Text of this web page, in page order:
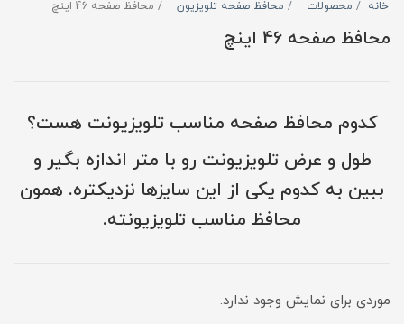
خانه محصولات محافظ صفحه تلویزیون محافظ صفحه 46 اینچ
محافظ صفحه 46 اینچ
کدوم محافظ صفحه مناسب تلویزیونت هست؟
طول و عرض تلویزیونت رو با متر اندازه بگیر و
ببین به کدوم یکی از این سایزها نزدیکتره. همون
محافظ مناسب تلویزیونته.
موردی برای نمایش وجود ندارد.